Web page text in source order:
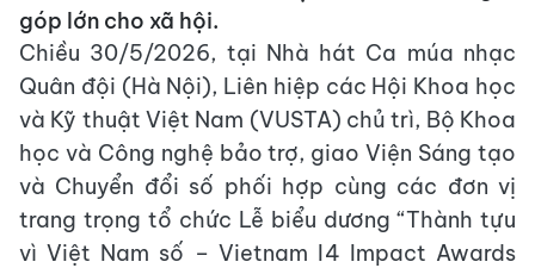
góp lớn cho xã hội.
Chiều 30/5/2026, tại Nhà hát Ca múa nhạc
Quân đội (Hà Nội), Liên hiệp các Hội Khoa học
và Kỹ thuật Việt Nam (VUSTA) chủ trì, Bộ Khoa
học và Công nghệ bảo trợ, giao Viện Sáng tạo
và Chuyển đổi số phối hợp cùng các đơn vị
trang trọng tổ chức Lễ biểu dương “Thành tựu
vì Việt Nam số – Vietnam I4 Impact Awards